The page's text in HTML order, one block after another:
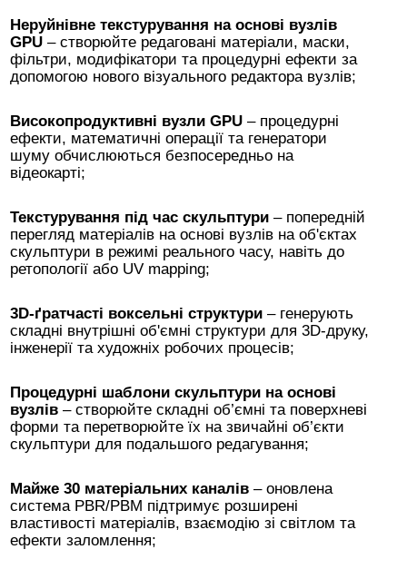
Неруйнівне текстурування на основі вузлів
GPU – створюйте редаговані матеріали, маски,
фільтри, модифікатори та процедурні ефекти за
допомогою нового візуального редактора вузлів;
Високопродуктивні вузли GPU – процедурні
ефекти, математичні операції та генератори
шуму обчислюються безпосередньо на
відеокарті;
Текстурування під час скульптури – попередній
перегляд матеріалів на основі вузлів на об'єктах
скульптури в режимі реального часу, навіть до
ретопології або UV mapping;
3D-ґратчасті воксельні структури – генерують
складні внутрішні об'ємні структури для 3D-друку,
інженерії та художніх робочих процесів;
Процедурні шаблони скульптури на основі
вузлів – створюйте складні об’ємні та поверхневі
форми та перетворюйте їх на звичайні об’єкти
скульптури для подальшого редагування;
Майже 30 матеріальних каналів – оновлена ​​
система PBR/PBM підтримує розширені
властивості матеріалів, взаємодію зі світлом та
ефекти заломлення;